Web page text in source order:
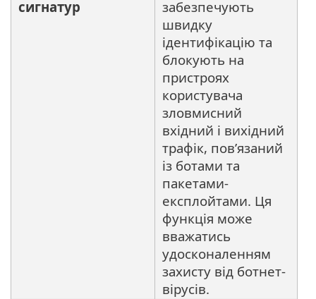
сигнатур
забезпечують
швидку
ідентифікацію та
блокують на
пристроях
користувача
зловмисний
вхідний і вихідний
трафік, пов’язаний
із ботами та
пакетами-
експлойтами. Ця
функція може
вважатись
удосконаленням
захисту від ботнет-
вірусів.